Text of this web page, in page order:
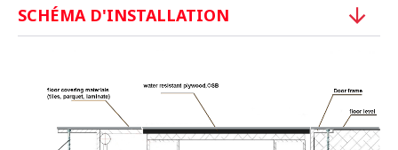
SCHÉMA D'INSTALLATION